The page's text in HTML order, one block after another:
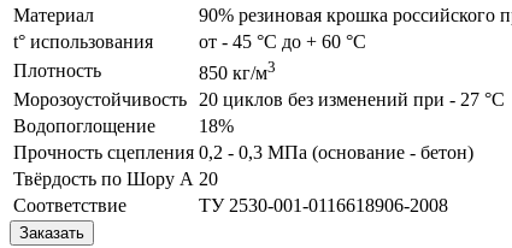
Материал
90% резиновая крошка российского
t° использования
от - 45 °С до + 60 °С
Плотность
850 кг/м3
Морозоустойчивость
20 циклов без изменений при - 27 °С
Водопоглощение
18%
Прочность сцепления 0,2 - 0,3 МПа (основание - бетон)
Твёрдость по Шору А 20
Соответствие
ТУ 2530-001-0116618906-2008
Заказать